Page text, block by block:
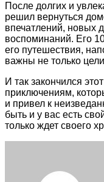
После долгих и
решил вернуться
впечатлений, новых
воспоминаний. Его
его путешествия,
важны не только
И так закончился
приключениям,
и привел к
быть и у вас есть
только ждет своего